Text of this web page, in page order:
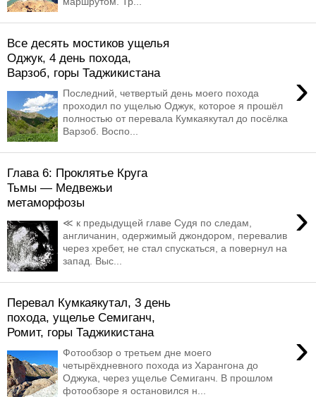
Все десять мостиков ущелья
Оджук, 4 день похода,
Варзоб, горы Таджикистана
›
Последний, четвертый день моего похода
проходил по ущелью Оджук, которое я прошёл
полностью от перевала Кумкаякутал до посёлка
Варзоб. Воспо...
Глава 6: Проклятье Круга
Тьмы — Медвежьи
метаморфозы
›
≪ к предыдущей главе Судя по следам,
англичанин, одержимый джондором, перевалив
через хребет, не стал спускаться, а повернул на
запад. Выс...
Перевал Кумкаякутал, 3 день
похода, ущелье Семиганч,
Ромит, горы Таджикистана
›
Фотообзор о третьем дне моего
четырёхдневного похода из Харангона до
Оджука, через ущелье Семиганч. В прошлом
фотообзоре я остановился н...